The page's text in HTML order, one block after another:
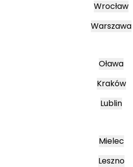
Wrocław
Warszawa
Oława
Kraków
Lublin
Mielec
Leszno